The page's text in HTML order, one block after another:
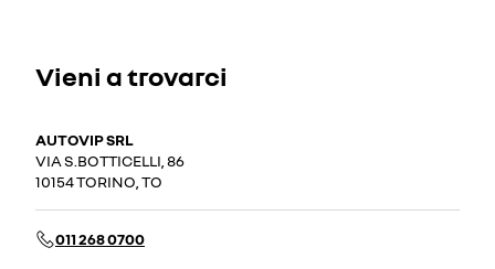
Vieni a trovarci
AUTOVIP SRL
VIA S.BOTTICELLI, 86
10154 TORINO, TO
011 268 0700